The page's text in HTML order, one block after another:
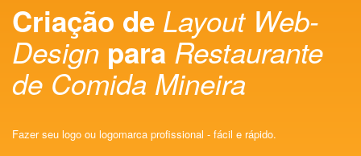
Criação de Layout Web-
Design para Restaurante
de Comida Mineira
Fazer seu logo ou logomarca profissional - fácil e rápido.